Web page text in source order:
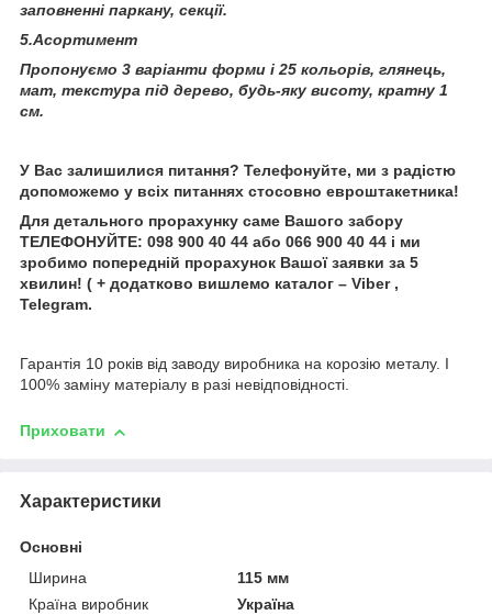
заповненні паркану, секції.
5.Асортимент
Пропонуємо 3 варіанти форми і 25 кольорів, глянець,
мат, текстура під дерево, будь-яку висоту, кратну 1
см.
У Вас залишилися питання? Телефонуйте, ми з радістю
допоможемо у всіх питаннях стосовно евроштакетника!
Для детального прорахунку саме Вашого забору
ТЕЛЕФОНУЙТЕ: 098 900 40 44 або 066 900 40 44 і ми
зробимо попередній прорахунок Вашої заявки за 5
хвилин! ( + додатково вишлемо каталог – Viber ,
Telegram.
Гарантія 10 років від заводу виробника на корозію металу. І
100% заміну матеріалу в разі невідповідності.
Приховати
Характеристики
Основні
Ширина
115 мм
Країна виробник
Україна